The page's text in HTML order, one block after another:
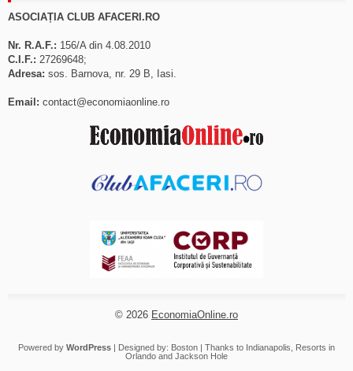
ASOCIAȚIA CLUB AFACERI.RO
Nr. R.A.F.: 156/A din 4.08.2010
C.I.F.: 27269648;
Adresa: sos. Barnova, nr. 29 B, Iasi.
Email: contact@economiaonline.ro
© 2026 EconomiaOnline.ro
Powered by WordPress | Designed by: Boston | Thanks to Indianapolis
Resorts in
Orlando and Jackson Hole